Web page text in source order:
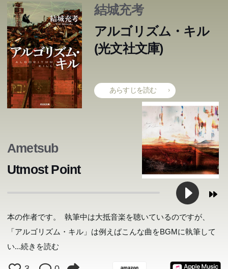
結城充考
アルゴリズム・キル
(光文社文庫)
あらすじを読む
Ametsub
Utmost Point
本の作者です。 執筆中は大抵音楽を聴いているのですが、
「アルゴリズム・キル」は例えばこんな曲をBGMに執筆して
い...続きを読む